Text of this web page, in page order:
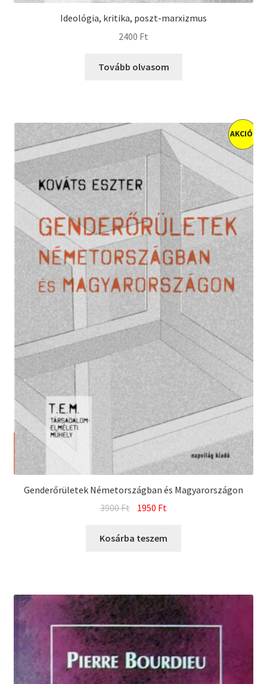
Ideológia, kritika, poszt-marxizmus
2400 Ft
Tovább olvasom
Genderőrületek Németországban és Magyarországon
AKCIÓ!
3900Ft Original
was:
1950 Ft
is:
Kosárba teszem